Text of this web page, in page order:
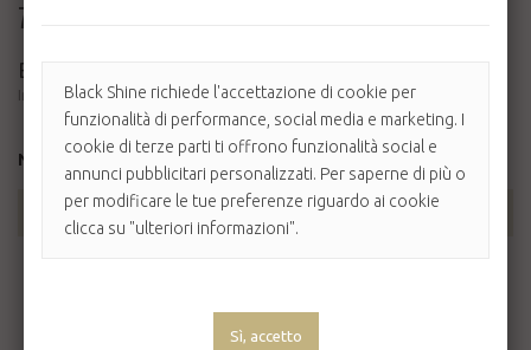
7,50 €
BEAUTY EXPERIENCE FACE MASK
Innovativa maschera effetto “lifting” per uno straordinario trattamento idratante, ...
Non disponibile
AGGIUNGI AL CARRELLO
Black Shine richiede l'accettazione di cookie per
funzionalità di performance, social media e marketing. I
cookie di terze parti ti offrono funzionalità social e
annunci pubblicitari personalizzati. Per saperne di più o
per modificare le tue preferenze riguardo ai cookie
clicca su "ulteriori informazioni".